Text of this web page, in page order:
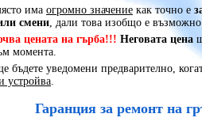
има огромно значение как точно е
смени, дали това изобщо е
цената на гърба!!! Неговата цена
момента.
бъдете уведомени предварително,
устройва.
Гаранция за ремонт на